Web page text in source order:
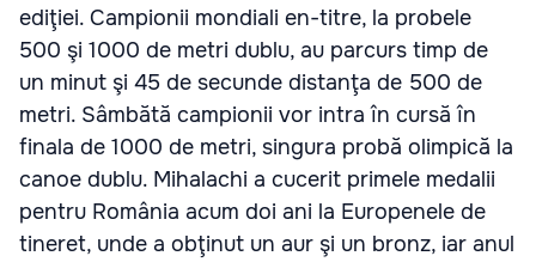
ediţiei. Campionii mondiali en-titre, la probele
500 şi 1000 de metri dublu, au parcurs timp de
un minut şi 45 de secunde distanţa de 500 de
metri. Sâmbătă campionii vor intra în cursă în
finala de 1000 de metri, singura probă olimpică la
canoe dublu. Mihalachi a cucerit primele medalii
pentru România acum doi ani la Europenele de
tineret, unde a obţinut un aur şi un bronz, iar anul